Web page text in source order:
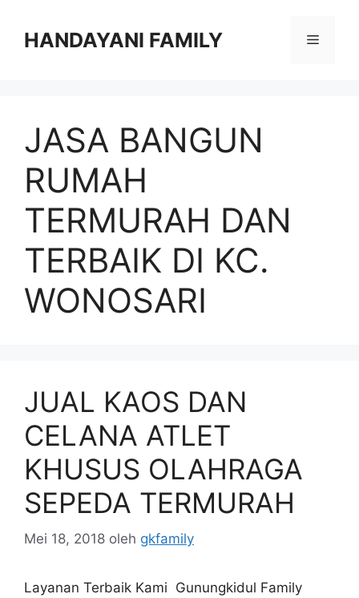
HANDAYANI FAMILY Menu
JASA BANGUN
RUMAH
TERMURAH DAN
TERBAIK DI KC.
WONOSARI
JUAL KAOS DAN
CELANA ATLET
KHUSUS OLAHRAGA
SEPEDA TERMURAH
Mei 18, 2018 oleh gkfamily
Layanan Terbaik Kami Gunungkidul Family